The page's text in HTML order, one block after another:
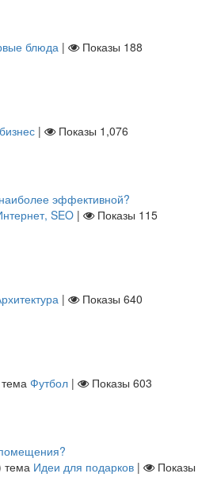
блюда | Показы 188
| Показы 1,076
эффективной?
SEO | Показы 115
| Показы 640
тема Футбол | Показы 603
тема Идеи для подарков | Показы